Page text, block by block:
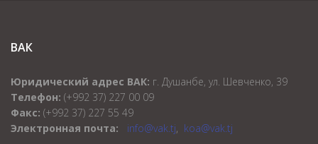
ВАК
Юридический адрес ВАК: г. Душанбе, ул. Шевченко, 39
Телефон: (+992 37) 227 00 09
Факс: (+992 37) 227 55 49
Электронная почта:
info@vak.tj, koa@vak.tj